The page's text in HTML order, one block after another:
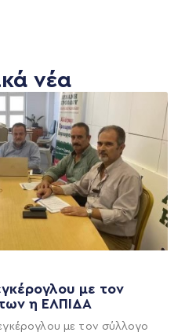
νέα
με τον
η ΕΛΠΙΔΑ
με τον σύλλογο